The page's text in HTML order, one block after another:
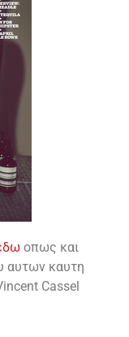
οπως και
αυτων καυτη
Cassel